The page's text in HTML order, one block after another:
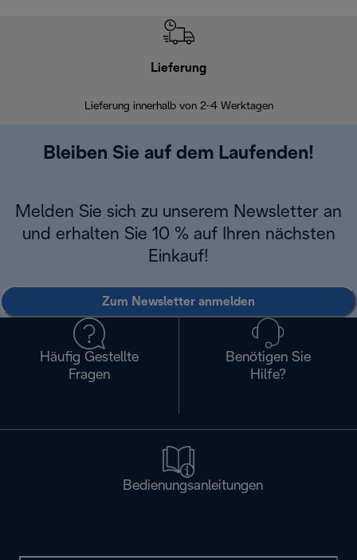
Lieferung
Lieferung innerhalb von 2-4 Werktagen
Bleiben Sie auf dem Laufenden!
Melden Sie sich zu unserem Newsletter an
und erhalten Sie 10 % auf Ihren nächsten
Einkauf!
Zum Newsletter anmelden
Häufig Gestellte
Fragen
Benötigen Sie
Hilfe?
Bedienungsanleitungen